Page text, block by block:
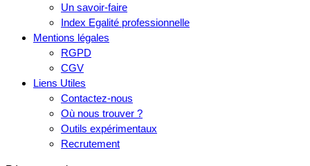
Un savoir-faire
Index Egalité professionnelle
Mentions légales
RGPD
CGV
Liens Utiles
Contactez-nous
Où nous trouver ?
Outils expérimentaux
Recrutement